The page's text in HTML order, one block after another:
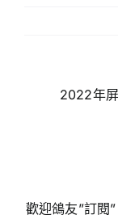
2022年
歡迎鴿友”訂閱